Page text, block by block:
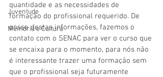
Juventude
Memória e Cultura
quantidade e as necessidades de
formação do profissional requerido. De
posse destas informações, fazemos o
contato com o SENAC para ver o curso que
se encaixa para o momento, para nós não
é interessante trazer uma formação sem
que o profissional seja futuramente